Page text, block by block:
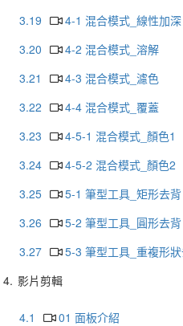
3.19
4-1 混合模式_線性加深
3.20
4-2 混合模式_溶解
3.21
4-3 混合模式_濾色
3.22
4-4 混合模式_覆蓋
3.23
4-5-1 混合模式_顏色1
3.24
4-5-2 混合模式_顏色2
3.25
5-1 筆型工具_矩形去背
3.26
5-2 筆型工具_圓形去背
3.27
5-3 筆型工具_重複形
4. 影片剪輯
4.1
01 面板介紹